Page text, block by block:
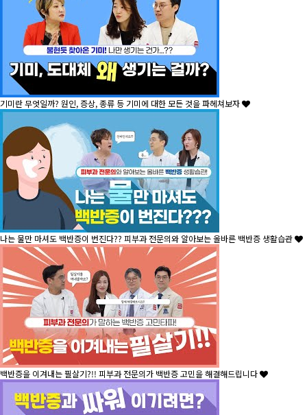
기미란 무엇일까? 원인, 증상, 종류 등 기미에 대한 모든 것을 파헤쳐보자
나는 물만 마셔도 백반증이 번진다?? 피부과 전문의와 알아보는 올바른 백반증 생활습관
백반증을 이겨내는 필살기?!! 피부과 전문의가 백반증 고민을 해결해드립니다